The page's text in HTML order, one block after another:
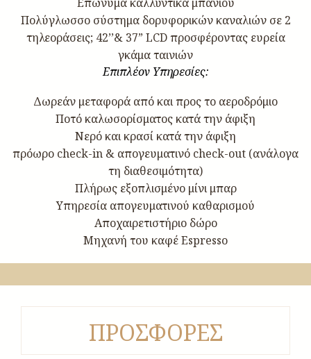
Πολύγλωσσο σύστημα δορυφορικών καναλιών σε 2
τηλεοράσεις; 42’’& 37” LCD προσφέροντας ευρεία
γκάμα ταινιών
Επιπλέον Υπηρεσίες:
Δωρεάν μεταφορά από και προς το αεροδρόμιο
Ποτό καλωσορίσματος κατά την άφιξη
Nερό και κρασί κατά την άφιξη
πρόωρο check-in & απογευματινό check-out (ανάλογα
τη διαθεσιμότητα)
Πλήρως εξοπλισμένο μίνι μπαρ
Yπηρεσία απογευματινού καθαρισμού
Aποχαιρετιστήριο δώρο
Μηχανή του καφέ Espresso
ΠΡΟΣΦΟΡΕΣ